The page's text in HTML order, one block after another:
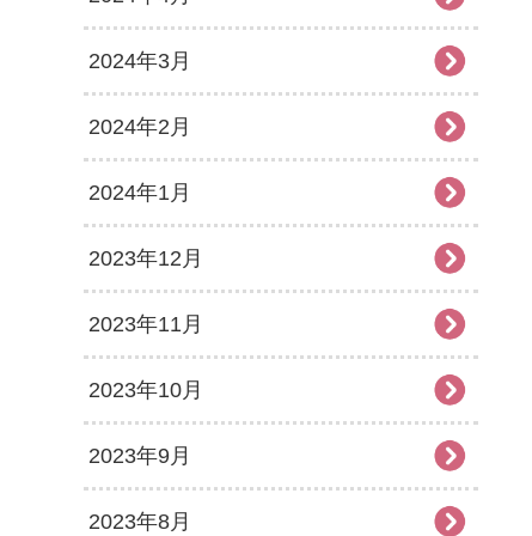
2024年3月
2024年2月
2024年1月
2023年12月
2023年11月
2023年10月
2023年9月
2023年8月